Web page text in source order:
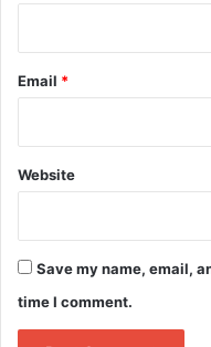
Email *
Website
Save my name, email,
time I comment.